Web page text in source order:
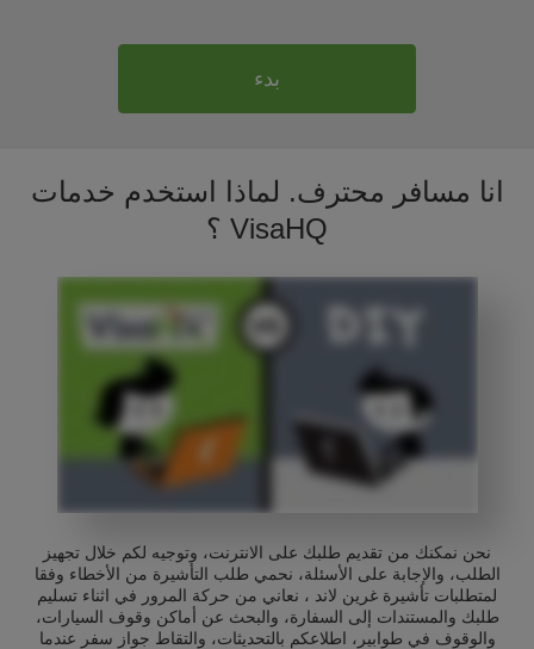
بدء
انا مسافر محترف. لماذا استخدم خدمات
VisaHQ ؟
نحن نمكنك من تقديم طلبك على الانترنت، وتوجيه لكم خلال تجهيز
الطلب، والإجابة على الأسئلة، نحمي طلب التأشيرة من الأخطاء وفقا
لمتطلبات تأشيرة غرين لاند ، نعاني من حركة المرور في اثناء تسليم
طلبك والمستندات إلى السفارة، والبحث عن أماكن وقوف السيارات،
والوقوف في طوابير، اطلاعكم بالتحديثات، والتقاط جواز سفر عندما